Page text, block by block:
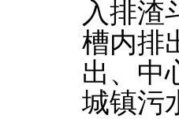
入排渣
槽内排
出、中
城镇污